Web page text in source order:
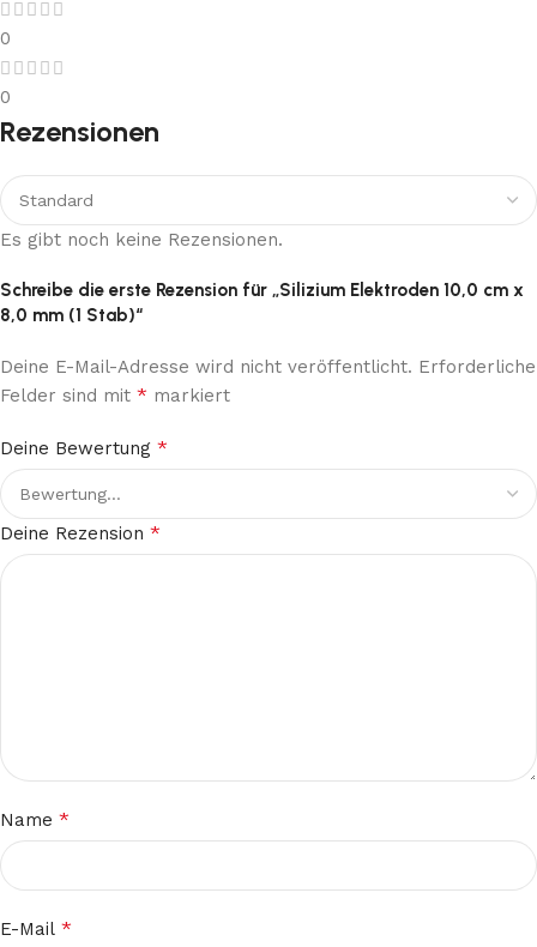
0
0
Rezensionen
Es gibt noch keine Rezensionen.
Schreibe die erste Rezension für „Silizium Elektroden 10,0 cm x
8,0 mm (1 Stab)“
Deine E-Mail-Adresse wird nicht veröffentlicht. Erforderliche
Felder sind mit * markiert
Deine Bewertung *
Deine Rezension *
Name *
E-Mail *